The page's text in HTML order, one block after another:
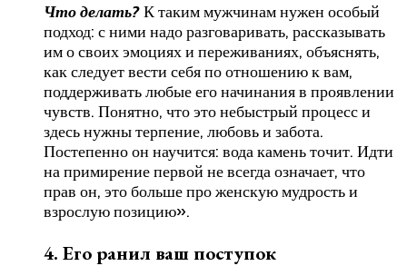
Что делать?К таким мужчинам нужен особый
подход: с ними надо разговаривать, рассказывать
им о своих эмоциях и переживаниях, объяснять,
как следует вести себя по отношению к вам,
поддерживать любые его начинания в проявлении
чувств. Понятно, что это небыстрый процесс и
здесь нужны терпение, любовь и забота.
Постепенно он научится: вода камень точит. Идти
на примирение первой не всегда означает, что
прав он, это больше про женскую мудрость и
взрослую позицию».
4. Его ранил ваш поступок